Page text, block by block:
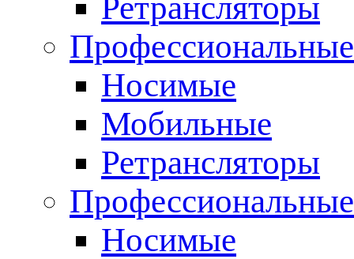
Ретрансляторы
Носимые
Мобильные
Ретрансляторы
Носимые